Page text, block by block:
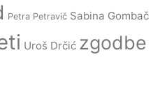
Petra Petravič Sabina Gombač
Uroš Drčić zgodbe